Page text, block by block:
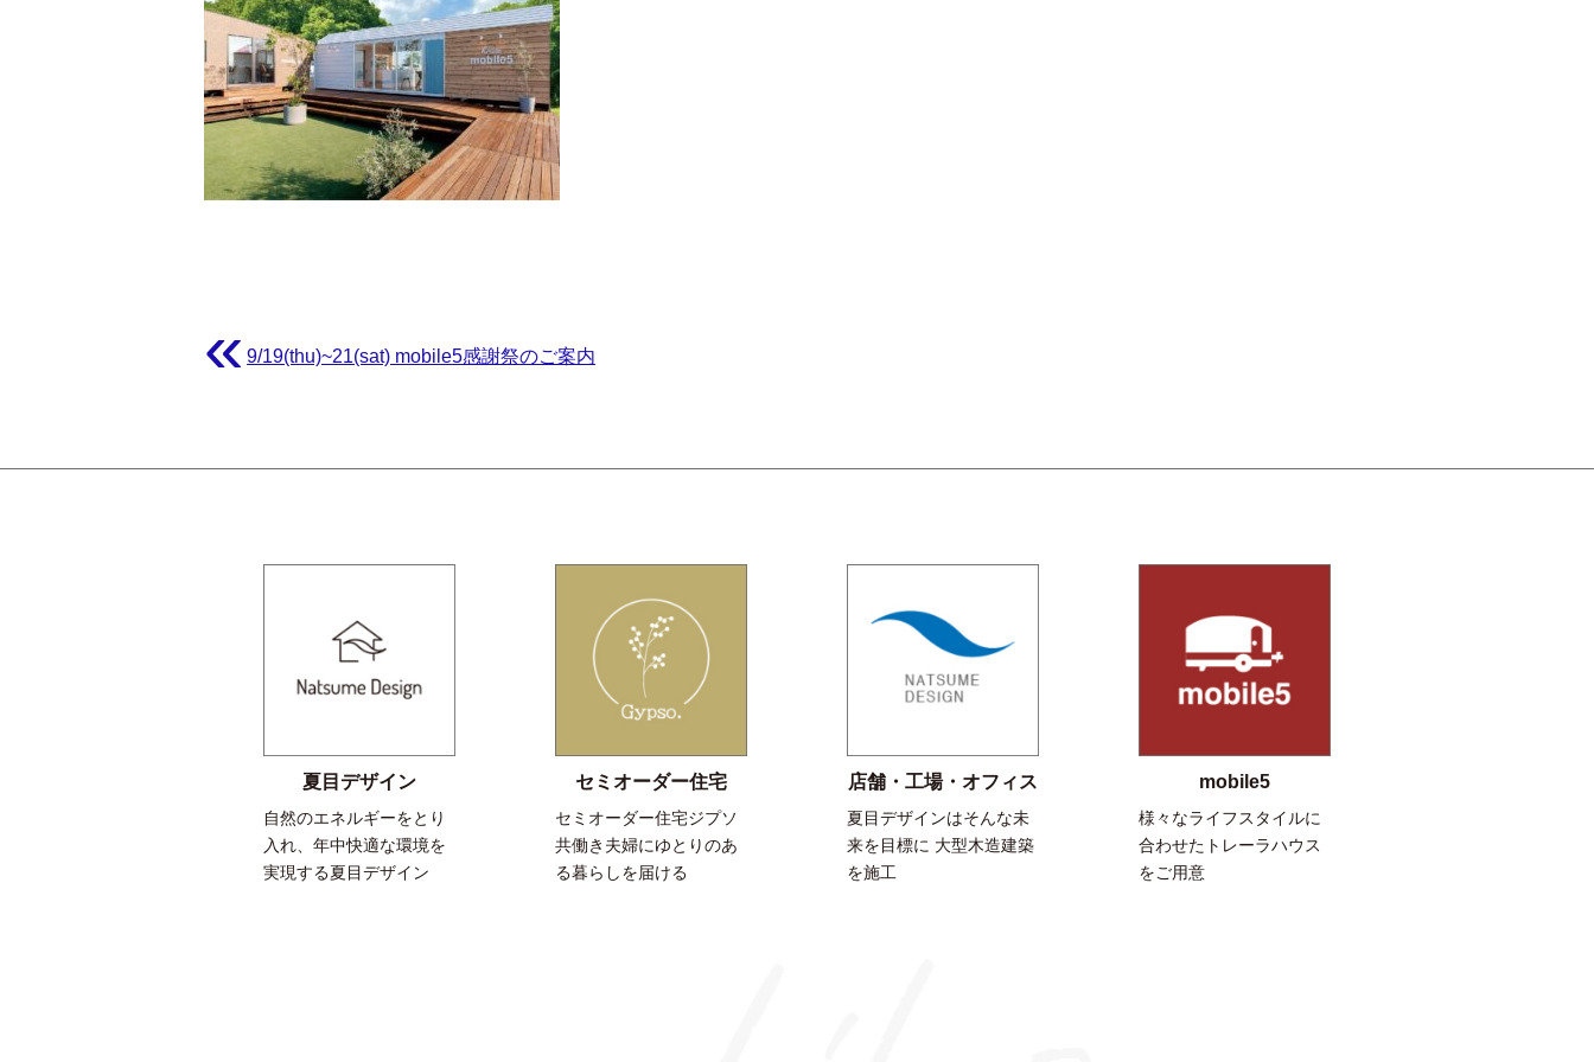
« 9/19(thu)~21(sat) mobile5感謝祭のご案内
夏目デザイン
自然のエネルギーをとり
入れ、年中快適な環境を
実現する夏目デザイン
セミオーダー住宅
セミオーダー住宅ジプソ
共働き夫婦にゆとりのあ
る暮らしを届ける
店舗・工場・オフィス
夏目デザインはそんな未
来を目標に 大型木造建築
を施工
mobile5
様々なライフスタイルに
合わせたトレーラハウス
をご用意